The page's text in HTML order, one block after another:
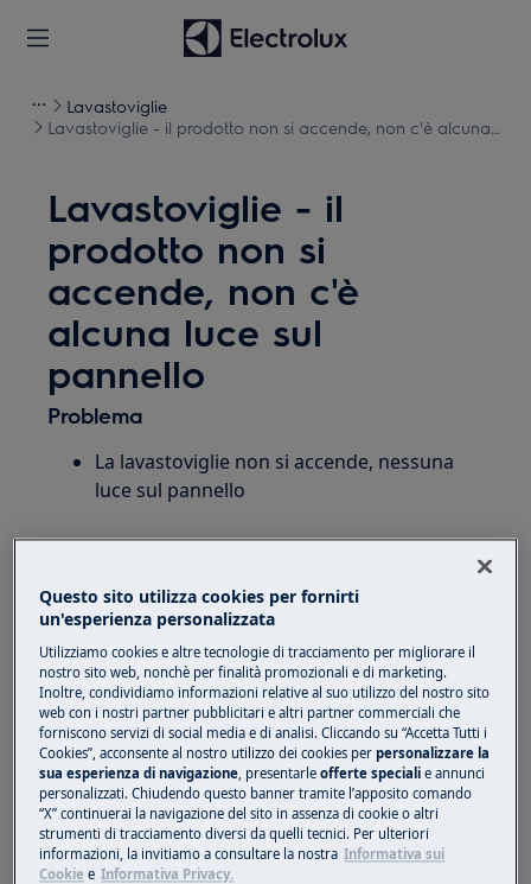
Lavastoviglie
Lavastoviglie - il prodotto non si accende, non c'è alcuna
Lavastoviglie - il
prodotto non si
accende, non c'è
alcuna luce sul
pannello
Problema
La lavastoviglie non si accende, nessuna
luce sul pannello
Si applica a
Lavastoviglie integrata
Lavastoviglie a libera installazione
Soluzione
Questo sito utilizza cookies per fornirti
un'esperienza personalizzata
Utilizziamo cookies e altre tecnologie di tracciamento per migliorare il
nostro sito web, nonchè per finalità promozionali e di marketing.
Inoltre, condividiamo informazioni relative al suo utilizzo del nostro sito
web con i nostri partner pubblicitari e altri partner commerciali che
forniscono servizi di social media e di analisi. Cliccando su “Accetta Tutti i
Cookies”, acconsente al nostro utilizzo dei cookies perpersonalizzare la
sua esperienza di navigazione , presentarleofferte speciali e annunci
personalizzati. Chiudendo questo banner tramite l’apposito comando
“X” continuerai la navigazione del sito in assenza di cookie o altri
strumenti di tracciamento diversi da quelli tecnici. Per ulteriori
informazioni, la invitiamo a consultare la nostra Informativa sui
Cookie e Informativa Privacy.